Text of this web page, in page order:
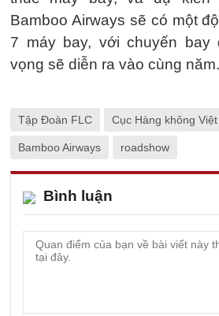
Bamboo Airways sẽ có một
7 máy bay, với chuyến
vọng sẽ diễn ra vào cùng năm.
Tập Đoàn FLC Cục Hàng không
Bamboo Airways roadshow
Bình luận